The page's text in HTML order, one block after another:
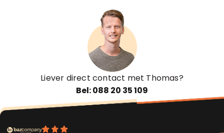
Liever direct contact met Thomas?
Bel: 088 20 35 109